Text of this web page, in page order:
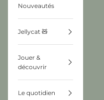
Nouveautés
Jellycat 🧸
Jouer &
découvrir
Le quotidien